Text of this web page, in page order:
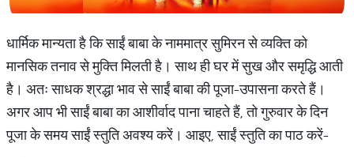
धार्मिक मान्यता है कि साईं बाबा के नाममात्र सुमिरन से व्यक्ति को
मानसिक तनाव से मुक्ति मिलती है। साथ ही घर में सुख और समृद्धि आती
है। अतः साधक श्रद्धा भाव से साईं बाबा की पूजा-उपासना करते हैं।
अगर आप भी साईं बाबा का आशीर्वाद पाना चाहते हैं, तो गुरुवार के दिन
पूजा के समय साईं स्तुति अवश्य करें। आइए, साईं स्तुति का पाठ करें-